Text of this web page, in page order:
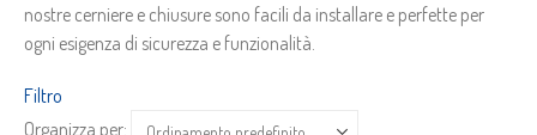
nostre cerniere e chiusure sono facili da installare e perfette per
ogni esigenza di sicurezza e funzionalità.
Filtro
Organizza per: